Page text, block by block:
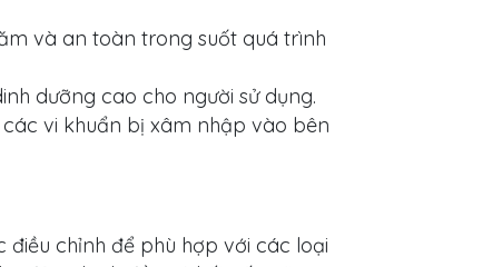
và an toàn trong suốt quá trình
dưỡng cao cho người sử dụng.
vi khuẩn bị xâm nhập vào bên
chỉnh để phù hợp với các loại